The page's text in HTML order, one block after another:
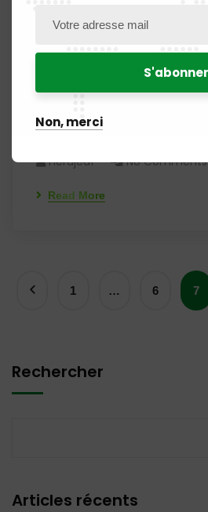
28 Novembre 2025
Herdjeaf No Comments
Read More
1 … 6 7
Rechercher
Articles récents
Non, merci